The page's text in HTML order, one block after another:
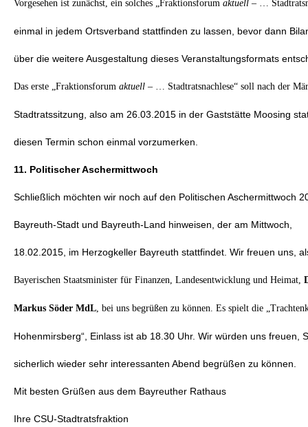
Vorgesehen ist zunächst, ein solches „Fraktionsforum aktuell – …
einmal in jedem Ortsverband stattfinden zu lassen, bevor dann
über die weitere Ausgestaltung dieses Veranstaltungsformats
Das erste „Fraktionsforum aktuell – … Stadtratsnachlese“ soll nach der
Stadtratssitzung, also am 26.03.2015 in der Gaststätte Moosing
diesen Termin schon einmal vorzumerken.
11. Politischer Aschermittwoch
Schließlich möchten wir noch auf den Politischen Aschermittwoch
Bayreuth-Stadt und Bayreuth-Land hinweisen, der am Mittwoch,
18.02.2015, im Herzogkeller Bayreuth stattfindet. Wir freuen uns,
Bayerischen Staatsminister für Finanzen, Landesentwicklung und Heimat,
Markus Söder MdL, bei uns begrüßen zu können. Es spielt die
Hohenmirsberg“, Einlass ist ab 18.30 Uhr. Wir würden uns freuen,
sicherlich wieder sehr interessanten Abend begrüßen zu können.
Mit besten Grüßen aus dem Bayreuther Rathaus
Ihre CSU-Stadtratsfraktion